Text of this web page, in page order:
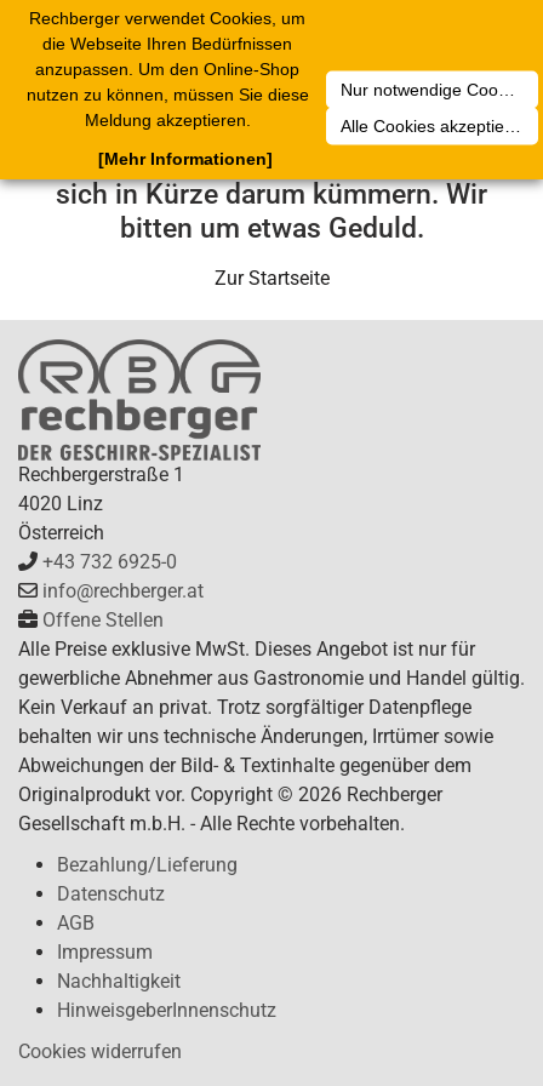
Rechberger verwendet Cookies, um
die Webseite Ihren Bedürfnissen
anzupassen. Um den Online-Shop
nutzen zu können, müssen Sie diese
Meldung akzeptieren.
Nur notwendige Cookies akzeptieren
Alle Cookies akzeptieren
[Mehr Informationen]
Leider ist ein technischer Fehler
aufgetreten. Unser Service-Team wird
sich in Kürze darum kümmern. Wir
bitten um etwas Geduld.
Zur Startseite
Rechbergerstraße 1
4020 Linz
Österreich
+43 732 6925-0
info@rechberger.at
Offene Stellen
Alle Preise exklusive MwSt. Dieses Angebot ist nur für
gewerbliche Abnehmer aus Gastronomie und Handel gültig.
Kein Verkauf an privat. Trotz sorgfältiger Datenpflege
behalten wir uns technische Änderungen, Irrtümer sowie
Abweichungen der Bild- & Textinhalte gegenüber dem
Originalprodukt vor. Copyright © 2026 Rechberger
Gesellschaft m.b.H. - Alle Rechte vorbehalten.
Bezahlung/Lieferung
Datenschutz
AGB
Impressum
Nachhaltigkeit
HinweisgeberInnenschutz
Cookies widerrufen